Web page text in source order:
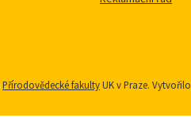
Přírodovědecké fakultyUK v Praze. Vytvořilo